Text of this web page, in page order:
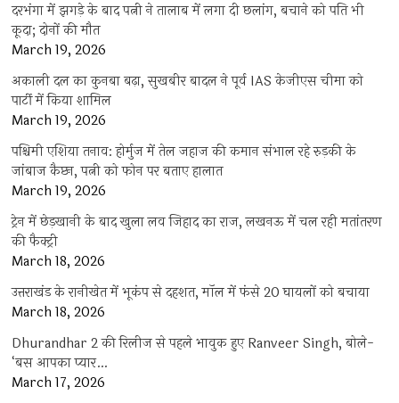
दरभंगा में झगड़े के बाद पत्नी ने तालाब में लगा दी छलांग, बचाने को पति भी
कूदा; दोनों की मौत
March 19, 2026
अकाली दल का कुनबा बढ़ा, सुखबीर बादल ने पूर्व IAS केजीएस चीमा को
पार्टी में किया शामिल
March 19, 2026
पश्चिमी एशिया तनाव: होर्मुज में तेल जहाज की कमान संभाल रहे रुड़की के
जांबाज कैप्टन, पत्नी को फोन पर बताए हालात
March 19, 2026
ट्रेन में छेड़खानी के बाद खुला लव जिहाद का राज, लखनऊ में चल रही मतांतरण
की फैक्ट्री
March 18, 2026
उत्तराखंड के रानीखेत में भूकंप से दहशत, मॉल में फंसे 20 घायलों को बचाया
March 18, 2026
Dhurandhar 2 की रिलीज से पहले भावुक हुए Ranveer Singh, बोले-
‘बस आपका प्यार…
March 17, 2026